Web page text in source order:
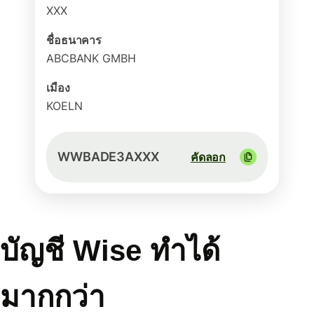
XXX
ชื่อธนาคาร
ABCBANK GMBH
เมือง
KOELN
WWBADE3AXXX คัดลอก
บัญชี Wise ทำได้
มากกว่า